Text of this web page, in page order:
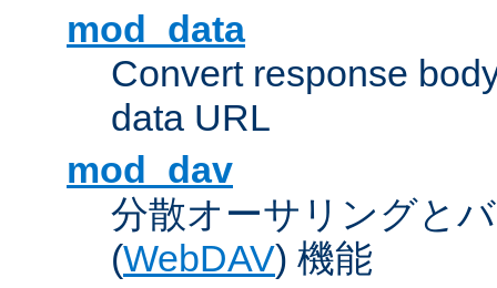
mod_data
Convert response
data URL
mod_dav
分散オーサリングと
(WebDAV) 機能